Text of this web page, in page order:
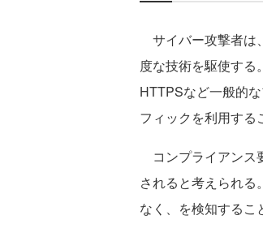
サイバー攻撃者は
度な技術を駆使する
HTTPSなど一般的
フィックを利用する
コンプライアンス
されると考えられ
なく、を検知するこ